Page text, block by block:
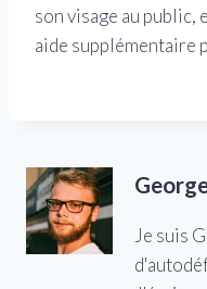
son visage au public,
aide supplémentaire
Je suis